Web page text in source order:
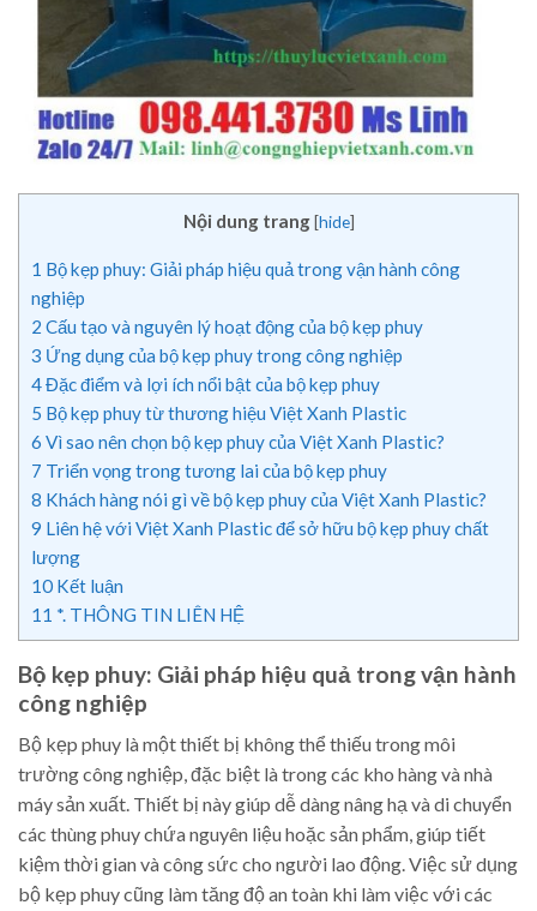
Nội dung trang [hide]
1 Bộ kẹp phuy: Giải pháp hiệu quả trong vận hành công
nghiệp
2 Cấu tạo và nguyên lý hoạt động của bộ kẹp phuy
3 Ứng dụng của bộ kẹp phuy trong công nghiệp
4Đặc điểm và lợi ích nổi bật của bộ kẹp phuy
5 Bộ kẹp phuy từ thương hiệu Việt Xanh Plastic
6 Vì sao nên chọn bộ kẹp phuy của Việt Xanh Plastic?
7 Triển vọng trong tương lai của bộ kẹp phuy
8 Khách hàng nói gì về bộ kẹp phuy của Việt Xanh Plastic?
9 Liên hệ với Việt Xanh Plastic để sở hữu bộ kẹp phuy chất
lượng
10 Kết luận
11 *. THÔNG TIN LIÊN HỆ
Bộ kẹp phuy: Giải pháp hiệu quả trong vận hành
công nghiệp
Bộ kẹp phuy là một thiết bị không thể thiếu trong môi
trường công nghiệp, đặc biệt là trong các kho hàng và nhà
máy sản xuất. Thiết bị này giúp dễ dàng nâng hạ và di chuyển
các thùng phuy chứa nguyên liệu hoặc sản phẩm, giúp tiết
kiệm thời gian và công sức cho người lao động. Việc sử dụng
bộ kẹp phuy cũng làm tăng độ an toàn khi làm việc với các